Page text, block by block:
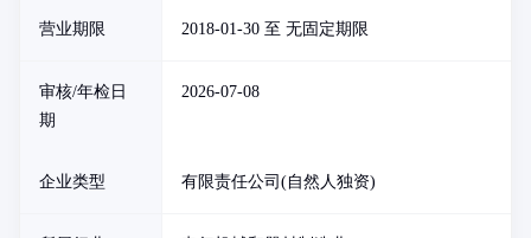
营业期限 2018-01-30 至 无固定期限
审核/年检日
期
2026-07-08
企业类型 有限责任公司(自然人独资)